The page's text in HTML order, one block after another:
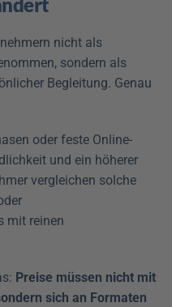
nicht als
sondern als
Begleitung. Genau
oder feste Online-
und ein höherer
vergleichen solche
mit reinen
Preise müssen nicht mit
sich an Formaten